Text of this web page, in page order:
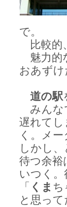
で。
比較的
魅力的
おあずけ
道の駅
みんな
遅れてし
く。メ
しかし
待つ余裕
いつく。
「 くま ち
と思っ